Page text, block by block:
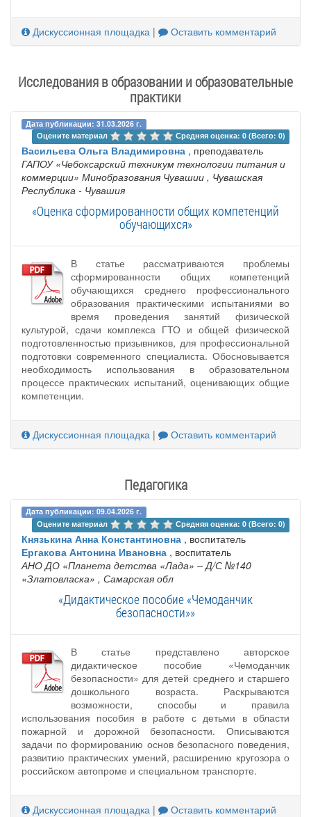
Дискуссионная площадка | Оставить комментарий
Исследования в образовании и образовательные
практики
Дата публикации: 31.03.2026 г.
Оцените материал
Средняя оценка: 0 (Всего: 0)
Васильева Ольга Владимировна , преподаватель
ГАПОУ «Чебоксарский техникум технологии питания и
коммерции» Минобразования Чувашии , Чувашская
Республика - Чувашия
«Оценка сформированности общих компетенций
обучающихся»
В статье рассматриваются проблемы
сформированности общих компетенций
обучающихся среднего профессионального
образования практическими испытаниями во
время проведения занятий физической
культурой, сдачи комплекса ГТО и общей физической
подготовленностью призывников, для профессиональной
подготовки современного специалиста. Обосновывается
необходимость использования в образовательном
процессе практических испытаний, оценивающих общие
компетенции.
Дискуссионная площадка | Оставить комментарий
Педагогика
Дата публикации: 09.04.2026 г.
Оцените материал
Средняя оценка: 0 (Всего: 0)
Князькина Анна Константиновна , воспитатель
Ергакова Антонина Ивановна , воспитатель
АНО ДО «Планета детства «Лада» – Д/С №140
«Златовласка» , Самарская обл
«Дидактическое пособие «Чемоданчик
безопасности»»
В статье представлено авторское
дидактическое пособие «Чемоданчик
безопасности» для детей среднего и старшего
дошкольного возраста. Раскрываются
возможности, способы и правила
использования пособия в работе с детьми в области
пожарной и дорожной безопасности. Описываются
задачи по формированию основ безопасного поведения,
развитию практических умений, расширению кругозора о
российском автопроме и специальном транспорте.
Дискуссионная площадка | Оставить комментарий